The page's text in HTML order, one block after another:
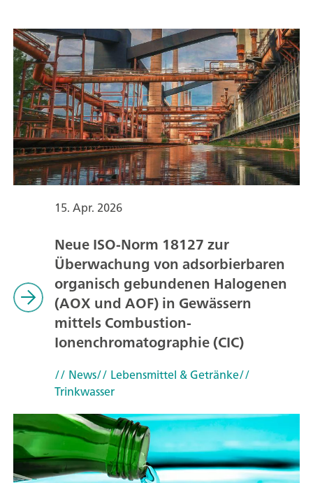
15. Apr. 2026
Neue ISO-Norm 18127 zur
Überwachung von adsorbierbaren
organisch gebundenen Halogenen
(AOX und AOF) in Gewässern
mittels Combustion-
Ionenchromatographie (CIC)
// News// Lebensmittel & Getränke//
Trinkwasser